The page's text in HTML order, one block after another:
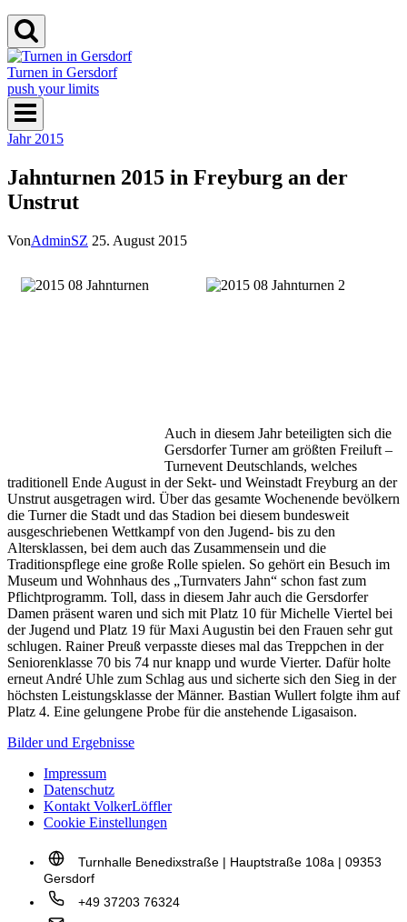
Turnen in Gersdorf
push your limits
Jahr 2015
Jahnturnen 2015 in Freyburg an der
Unstrut
VonAdminSZ 25. August 2015
Auch in diesem Jahr beteiligten sich die
Gersdorfer Turner am größten Freiluft –
Turnevent Deutschlands, welches
traditionell Ende August in der Sekt- und Weinstadt Freyburg an der
Unstrut ausgetragen wird. Über das gesamte Wochenende bevölkern
die Turner die Stadt und das Stadion bei diesem bundesweit
ausgeschriebenen Wettkampf von den Jugend- bis zu den
Altersklassen, bei dem auch das Zusammensein und die
Traditionspflege eine große Rolle spielen. So gehört ein Besuch im
Museum und Wohnhaus des „Turnvaters Jahn“ schon fast zum
Pflichtprogramm. Toll, dass in diesem Jahr auch die Gersdorfer
Damen präsent waren und sich mit Platz 10 für Michelle Viertel bei
der Jugend und Platz 19 für Maxi Augustin bei den Frauen sehr gut
schlugen. Rainer Preuß verpasste dieses mal das Treppchen in der
Seniorenklasse 70 bis 74 nur knapp und wurde Vierter. Dafür holte
erneut André Uhle zum Schlag aus und sicherte sich den Sieg in der
höchsten Leistungsklasse der Männer. Bastian Wullert folgte ihm auf
Platz 4. Eine gelungene Probe für die anstehende Ligasaison.
Bilder und Ergebnisse
Impressum
Datenschutz
Kontakt VolkerLöffler
Cookie Einstellungen
Turnhalle Benedixstraße | Hauptstraße 108a | 09353
Gersdorf
+49 37203 76324